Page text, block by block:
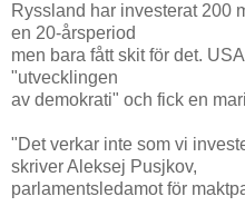
Ryssland har investerat 200
en 20-årsperiod
men bara fått skit för det.
"utvecklingen
av demokrati" och fick en
"Det verkar inte som vi
skriver Aleksej Pusjkov,
parlamentsledamot för